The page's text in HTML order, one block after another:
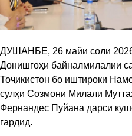
​ДУШАНБЕ, 26 майи соли
Донишгоҳи байналмилалии
Тоҷикистон бо иштироки
сулҳи Созмони Милали
Фернандес Пуйана дарси
гардид.